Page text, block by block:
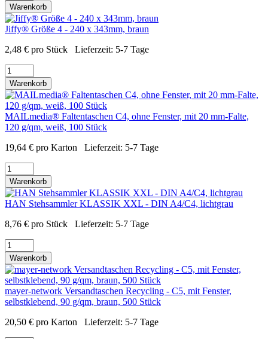
Warenkorb
Jiffy® Größe 4 - 240 x 343mm, braun
2,48 € pro Stück Lieferzeit: 5-7 Tage
Warenkorb
MAILmedia® Faltentaschen C4, ohne Fenster, mit 20 mm-Falte,
120 g/qm, weiß, 100 Stück
19,64 € pro Karton Lieferzeit: 5-7 Tage
Warenkorb
HAN Stehsammler KLASSIK XXL - DIN A4/C4, lichtgrau
8,76 € pro Stück Lieferzeit: 5-7 Tage
Warenkorb
mayer-network Versandtaschen Recycling - C5, mit Fenster,
selbstklebend, 90 g/qm, braun, 500 Stück
20,50 € pro Karton Lieferzeit: 5-7 Tage